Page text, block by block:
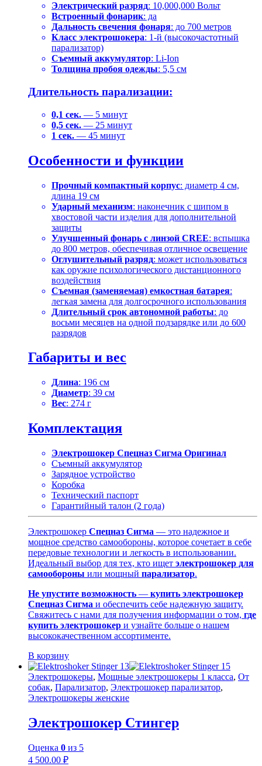
Электрический разряд: 10,000,000 Вольт
Встроенный фонарик: да
Дальность свечения фонаря: до 700 метров
Класс электрошокера: 1-й (высокочастотный
парализатор)
Съемный аккумулятор: Li-Ion
Толщина пробоя одежды: 5,5 см
Длительность парализации:
0,1 сек. — 5 минут
0,5 сек. — 25 минут
1 сек. — 45 минут
Особенности и функции
Прочный компактный корпус: диаметр 4 см,
длина 19 см
Ударный механизм: наконечник с шипом в
хвостовой части изделия для дополнительной
защиты
Улучшенный фонарь с линзой CREE: вспышка
до 800 метров, обеспечивая отличное освещение
Оглушительный разряд: может использоваться
как оружие психологического дистанционного
воздействия
Съемная (заменяемая) емкостная батарея:
легкая замена для долгосрочного использования
Длительный срок автономной работы: до
восьми месяцев на одной подзарядке или до 600
разрядов
Габариты и вес
Длина: 196 см
Диаметр: 39 см
Вес: 274 г
Комплектация
Электрошокер Спецназ Сигма Оригинал
Съемный аккумулятор
Зарядное устройство
Коробка
Технический паспорт
Гарантийный талон (2 года)
Электрошокер Спецназ Сигма — это надежное и
мощное средство самообороны, которое сочетает в себе
передовые технологии и легкость в использовании.
Идеальный выбор для тех, кто ищет электрошокер для
самообороны или мощный парализатор.
Не упустите возможность — купить электрошокер
Спецназ Сигма и обеспечить себе надежную защиту.
Свяжитесь с нами для получения информации о том, где
купить электрошокер и узнайте больше о нашем
высококачественном ассортименте.
В корзину
Электрошокеры, Мощные электрошокеры 1 класса, От
собак, Парализатор, Электрошокер парализатор,
Электрошокеры женские
Электрошокер Стингер
Оценка 0 из 5
4 500.00 ₽